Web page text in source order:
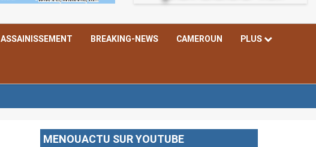
ASSAINISSEMENT BREAKING-NEWS CAMEROUN PLUS
MENOUACTU SUR YOUTUBE